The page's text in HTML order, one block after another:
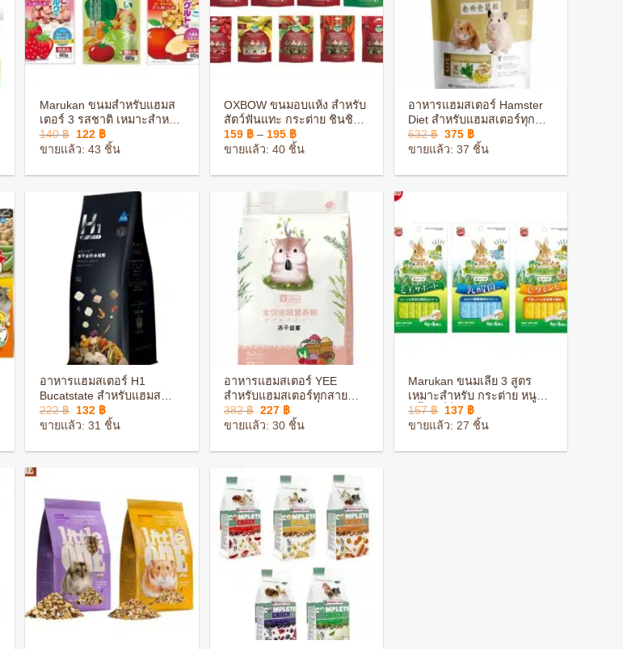
Marukan ขนมสำหรับแฮมส
เตอร์ 3 รสชาติ เหมาะสำหรับ
แฮมสเตอร์ทุกสายพันธุ์
140฿ Original
price
was:
122 ฿Current
price
is:
ขายแล้ว: 43 ชิ้น
OXBOW ขนมอบแห้ง สำหรับ
สัตว์ฟันแทะ กระต่าย ชินชิล่า
หนูแฮมสเตอร์
159 ฿ – 195 ฿Price
range:
159 ฿
195 ฿
ขายแล้ว: 40 ชิ้น
อาหารแฮมสเตอร์ Hamster
Diet สำหรับแฮมสเตอร์ทุก
สายพันธุ์ สารอาหารครบถ้วน
632฿ Original
price
was:
375 ฿Current
price
is:
ขายแล้ว: 37 ชิ้น
อาหารแฮมสเตอร์ H1
Bucatstate สำหรับแฮมส
เตอร์ทุกสายพันธุ์ สารอาหาร
ครบถ้วน
222฿ Original
price
was:
132 ฿Current
price
is:
ขายแล้ว: 31 ชิ้น
อาหารแฮมสเตอร์ YEE
สำหรับแฮมสเตอร์ทุกสาย
พันธุ์ ได้รับสารอาหารครบ
ถ้วน
382฿ Original
price
was:
227 ฿Current
price
is:
ขายแล้ว: 30 ชิ้น
Marukan ขนมเลีย 3 สูตร
เหมาะสำหรับ กระต่าย หนูแก
สบี้ แพรี่ด็อก
157฿ Original
price
was:
137 ฿Current
price
is:
ขายแล้ว: 27 ชิ้น